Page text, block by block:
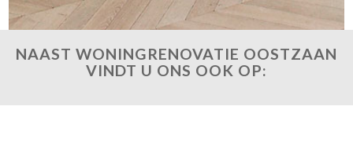
NAAST WONINGRENOVATIE OOSTZAAN
VINDT U ONS OOK OP: